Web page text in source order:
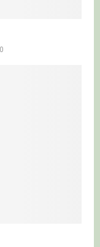
0